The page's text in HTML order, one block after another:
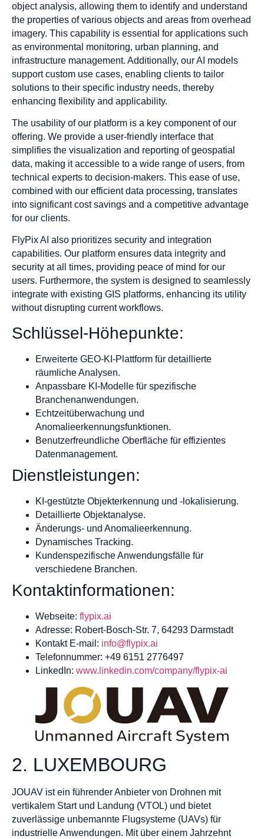
object analysis, allowing them to identify and understand
the properties of various objects and areas from overhead
imagery. This capability is essential for applications such
as environmental monitoring, urban planning, and
infrastructure management. Additionally, our AI models
support custom use cases, enabling clients to tailor
solutions to their specific industry needs, thereby
enhancing flexibility and applicability.
The usability of our platform is a key component of our
offering. We provide a user-friendly interface that
simplifies the visualization and reporting of geospatial
data, making it accessible to a wide range of users, from
technical experts to decision-makers. This ease of use,
combined with our efficient data processing, translates
into significant cost savings and a competitive advantage
for our clients.
FlyPix AI also prioritizes security and integration
capabilities. Our platform ensures data integrity and
security at all times, providing peace of mind for our
users. Furthermore, the system is designed to seamlessly
integrate with existing GIS platforms, enhancing its utility
without disrupting current workflows.
Schlüssel-Höhepunkte:
Erweiterte GEO-KI-Plattform für detaillierte
räumliche Analysen.
Anpassbare KI-Modelle für spezifische
Branchenanwendungen.
Echtzeitüberwachung und
Anomalieerkennungsfunktionen.
Benutzerfreundliche Oberfläche für effizientes
Datenmanagement.
Dienstleistungen:
KI-gestützte Objekterkennung und -lokalisierung.
Detaillierte Objektanalyse.
Änderungs- und Anomalieerkennung.
Dynamisches Tracking.
Kundenspezifische Anwendungsfälle für
verschiedene Branchen.
Kontaktinformationen:
Webseite: flypix.ai
Adresse: Robert-Bosch-Str. 7, 64293 Darmstadt
Kontakt E-mail: info@flypix.ai
Telefonnummer: +49 6151 2776497
LinkedIn: www.linkedin.com/company/flypix-ai
2. LUXEMBOURG
JOUAV ist ein führender Anbieter von Drohnen mit
vertikalem Start und Landung (VTOL) und bietet
zuverlässige unbemannte Flugsysteme (UAVs) für
industrielle Anwendungen. Mit über einem Jahrzehnt